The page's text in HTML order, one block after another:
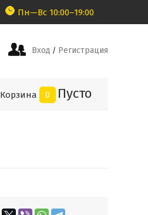
Пн—Вс 10:00–19:00
Вход / Регистрация
Корзина 0 Пусто